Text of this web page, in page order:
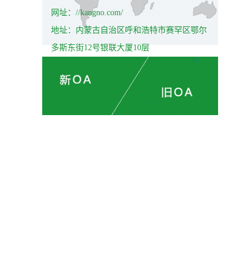
网址：//kangno.com/
地址：内蒙古自治区呼和浩特市赛罕区鄂尔
多斯东街12号银联大厦10层